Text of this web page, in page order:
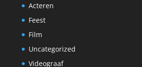
Acteren
Feest
Film
Uncategorized
Videograaf